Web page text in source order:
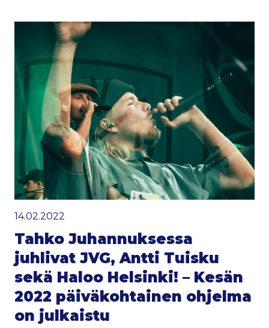
14.02.2022
Tahko Juhannuksessa
juhlivat JVG, Antti Tuisku
sekä Haloo Helsinki! – Kesän
2022 päiväkohtainen ohjelma
on julkaistu